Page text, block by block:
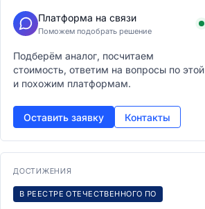
Платформа на связи
Поможем подобрать решение
Подберём аналог, посчитаем
стоимость, ответим на вопросы по этой
и похожим платформам.
Оставить заявку Контакты
ДОСТИЖЕНИЯ
В РЕЕСТРЕ ОТЕЧЕСТВЕННОГО ПО